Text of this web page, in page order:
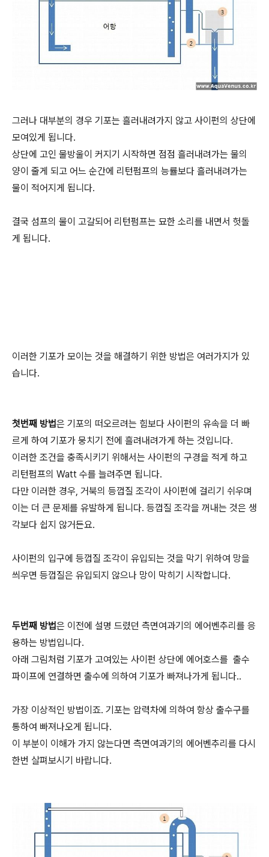
그러나 대부분의 경우 기포는 흘러내려가지 않고 사이펀의 상단에
모여있게 됩니다.
상단에 고인 물방울이 커지기 시작하면 점점 흘러내려가는 물의
양이 줄게 되고 어느 순간에 리턴펌프의 능률보다 흘러내려가는
물이 적어지게 됩니다.
결국 섬프의 물이 고갈되어 리턴펌프는 묘한 소리를 내면서 헛돌
게 됩니다.
이러한 기포가 모이는 것을 해결하기 위한 방법은 여러가지가 있
습니다.
첫번째 방법은 기포의 떠오르려는 힘보다 사이펀의 유속을 더 빠
르게 하여 기포가 뭉치기 전에 흘려내려가게 하는 것입니다.
이러한 조건을 충족시키기 위해서는 사이펀의 구경을 적게 하고
리턴펌프의 Watt 수를 늘려주면 됩니다.
다만 이러한 경우, 거북의 등껍질 조각이 사이펀에 걸리기 쉬우며
이는 더 큰 문제를 유발하게 됩니다. 등껍질 조각을 꺼내는 것은 생
각보다 쉽지 않거든요.
사이펀의 입구에 등껍질 조각이 유입되는 것을 막기 위하여 망을
씌우면 등껍질은 유입되지 않으나 망이 막히기 시작합니다.
두번째 방법은 이전에 설명 드렸던 측면여과기의 에어벤추리를 응
용하는 방법입니다.
아래 그림처럼 기포가 고여있는 사이펀 상단에 에어호스를 출수
파이프에 연결하면 출수에 의하여 기포가 빠져나가게 됩니다..
가장 이상적인 방법이죠. 기포는 압력차에 의하여 항상 출수구를
통하여 빠져나오게 됩니다.
이 부분이 이해가 가지 않는다면 측면여과기의 에어벤추리를 다시
한번 살펴보시기 바랍니다.